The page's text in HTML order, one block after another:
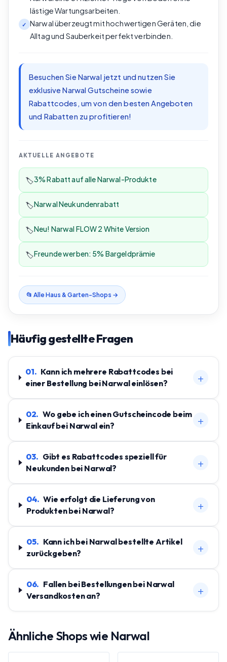
lästige Wartungsarbeiten.
✓
Narwal überzeugt mit hochwertigen Geräten, die
Alltag und Sauberkeit perfekt verbinden.
Besuchen Sie Narwal jetzt und nutzen Sie
exklusive Narwal Gutscheine sowie
Rabattcodes, um von den besten Angeboten
und Rabatten zu profitieren!
AKTUELLE ANGEBOTE
🏷️3% Rabatt auf alle Narwal-Produkte
🏷️Narwal Neukundenrabatt
🏷️Neu! Narwal FLOW 2 White Version
🏷️Freunde werben: 5% Bargeldprämie
📂 AlleHaus & Garten-Shops →
Häufig gestellte Fragen
01. Kann ich mehrere Rabattcodes bei
einer Bestellung bei Narwal einlösen?
+
02. Wo gebe ich einen Gutscheincode beim
Einkauf bei Narwal ein?
+
03. Gibt es Rabattcodes speziell für
Neukunden bei Narwal?
+
04. Wie erfolgt die Lieferung von
Produkten bei Narwal?
+
05. Kann ich bei Narwal bestellte Artikel
zurückgeben?
+
06. Fallen bei Bestellungen bei Narwal
Versandkosten an?
+
Ähnliche Shops wie Narwal